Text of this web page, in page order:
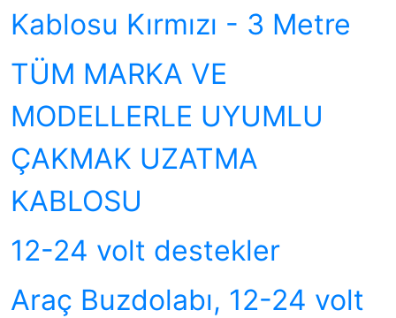
Kablosu Kırmızı - 3 Metre
TÜM MARKA VE
MODELLERLE UYUMLU
ÇAKMAK UZATMA
KABLOSU
12-24 volt destekler
Araç Buzdolabı, 12-24 volt